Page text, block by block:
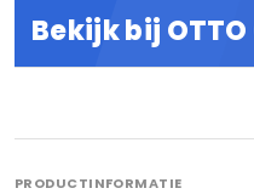
Bekijk bij
PRODUCTINFORMATIE